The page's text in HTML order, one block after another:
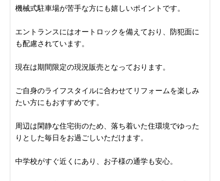
機械式駐車場が苦手な方にも嬉しいポイントです。
エントランスにはオートロックを備えており、防犯面に
も配慮されています。
現在は期間限定の現況販売となっております。
ご自身のライフスタイルに合わせてリフォームを楽しみ
たい方にもおすすめです。
周辺は閑静な住宅街のため、落ち着いた住環境でゆった
りとした毎日をお過ごしいただけます。
中学校がすぐ近くにあり、お子様の通学も安心。